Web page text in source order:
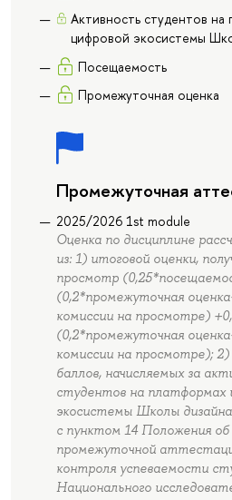
Активность студентов на
цифровой экосистемы
Посещаемость
Промежуточная оценка
Промежуточная
2025/2026 1st module
Оценка по дисциплине
из: 1) итоговой оценки,
просмотр
(0,2*промежуточная
комиссии на просмотре)
(0,2*промежуточная
комиссии на просмотре);
баллов, начисляемых за
студентов на платформах
экосистемы Школы
с пунктом 14 Положения об
промежуточной
контроля успеваемости
Национального